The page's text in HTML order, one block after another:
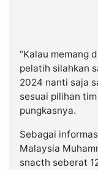
“Kalau memang
pelatih silahkan
2024 nanti saja
sesuai pilihan
pungkasnya.
Sebagai
Malaysia
snacth seberat